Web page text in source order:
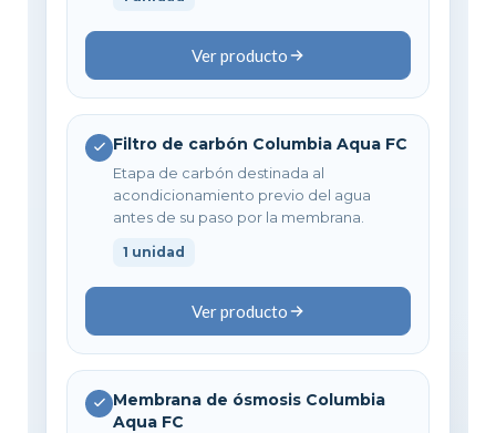
Ver producto
Filtro de carbón Columbia Aqua FC
Etapa de carbón destinada al
acondicionamiento previo del agua
antes de su paso por la membrana.
1 unidad
Ver producto
Membrana de ósmosis Columbia
Aqua FC